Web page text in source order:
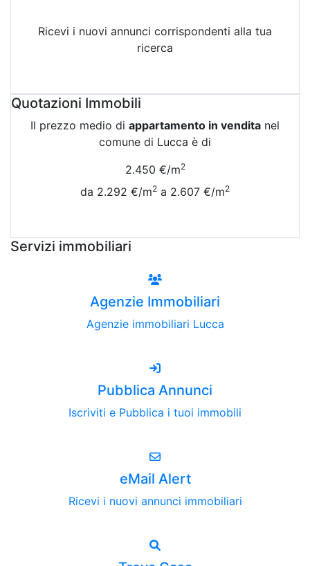
Ricevi i nuovi annunci corrispondenti alla tua
ricerca
Quotazioni Immobili
Il prezzo medio di appartamento in vendita nel
comune di Lucca è di
2.450 €/m2
da 2.292 €/m2 a 2.607 €/m2
Servizi immobiliari
Agenzie Immobiliari
Agenzie immobiliari Lucca
Pubblica Annunci
Iscriviti e Pubblica i tuoi immobili
eMail Alert
Ricevi i nuovi annunci immobiliari